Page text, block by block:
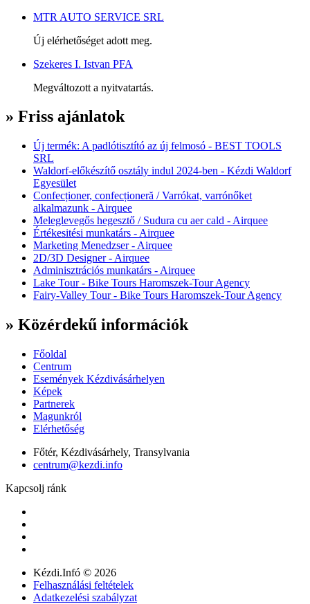
MTR AUTO SERVICE SRL
Új elérhetőséget adott meg.
Szekeres I. Istvan PFA
Megváltozott a nyitvatartás.
» Friss ajánlatok
Új termék: A padlótisztító az új felmosó - BEST TOOLS
SRL
Waldorf-előkészítő osztály indul 2024-ben - Kézdi Waldorf
Egyesület
Confecționer, confecționeră / Varrókat, varrónőket
alkalmazunk - Airquee
Meleglevegős hegesztő / Sudura cu aer cald - Airquee
Értékesitési munkatárs - Airquee
Marketing Menedzser - Airquee
2D/3D Designer - Airquee
Adminisztrációs munkatárs - Airquee
Lake Tour - Bike Tours Haromszek-Tour Agency
Fairy-Valley Tour - Bike Tours Haromszek-Tour Agency
» Közérdekű információk
Főoldal
Centrum
Események Kézdivásárhelyen
Képek
Partnerek
Magunkról
Elérhetőség
Főtér, Kézdivásárhely, Transylvania
centrum@kezdi.info
Kapcsolj ránk
Kézdi.Infó © 2026
Felhasználási feltételek
Adatkezelési szabályzat